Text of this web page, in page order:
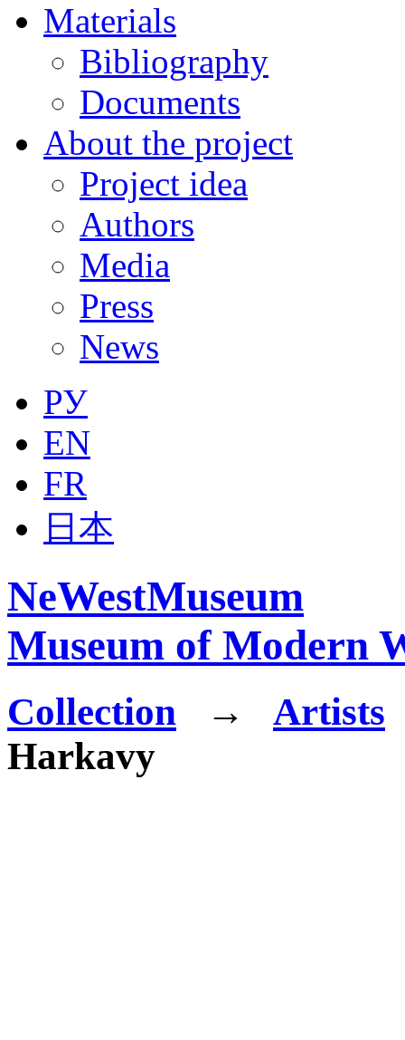
Materials
Bibliography
Documents
About the project
Project idea
Authors
Media
Press
News
РУ
EN
FR
日本
NeWestMuseum
Museum of Modern
Collection →
Artists
Harkavy